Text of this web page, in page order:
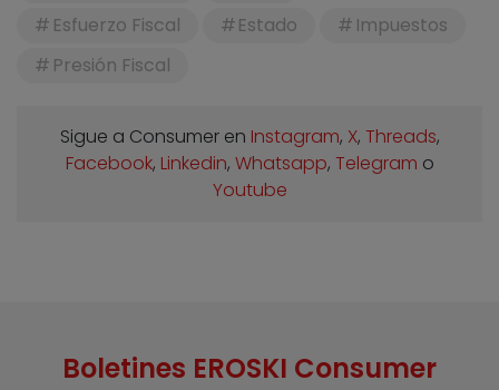
Esfuerzo Fiscal
Estado
Impuestos
Presión Fiscal
Sigue a Consumer en Instagram, X, Threads,
Facebook, Linkedin, Whatsapp, Telegram o
Youtube
Boletines EROSKI Consumer